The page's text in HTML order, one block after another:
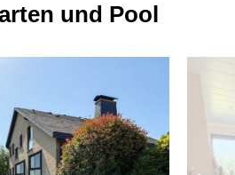
und Pool